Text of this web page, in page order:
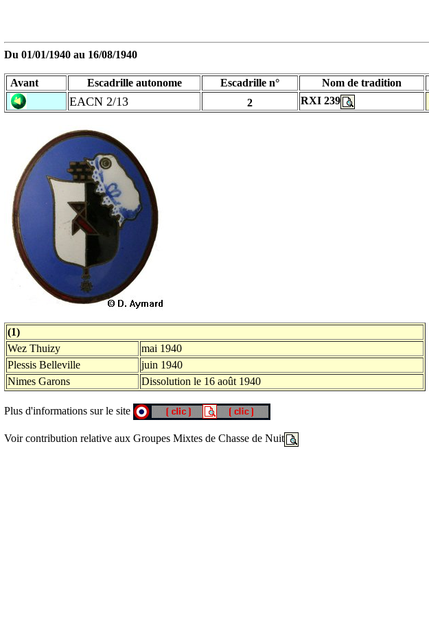
Du 01/01/1940 au 16/08/1940
Avant Escadrille autonome Escadrille n° Nom de tradition
EACN 2/13 2 RXI 239
(1)
Wez Thuizy
mai 1940
Plessis Belleville
juin 1940
Nimes Garons
Dissolution le 16 août 1940
Plus d'informations sur le site
Voir contribution relative aux Groupes Mixtes de Chasse de Nuit